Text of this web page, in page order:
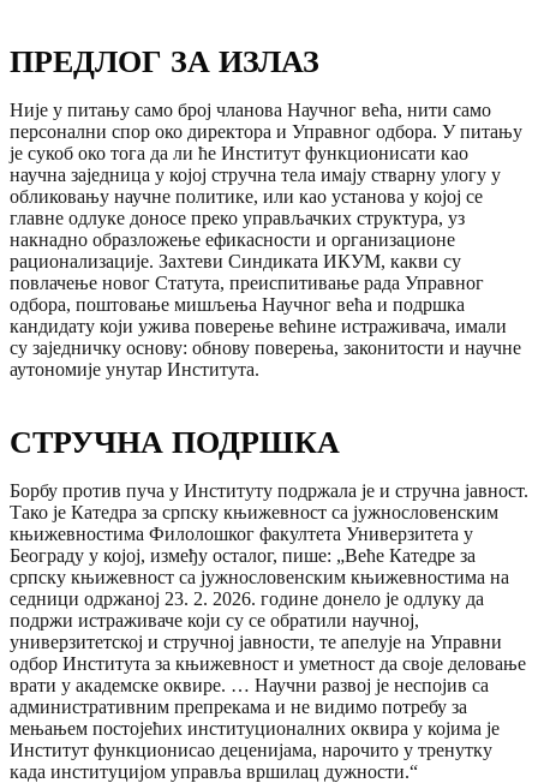
ПРЕДЛОГ ЗА ИЗЛАЗ
Није у питању само број чланова Научног већа, нити само
персонални спор око директора и Управног одбора. У питању
је сукоб око тога да ли ће Институт функционисати као
научна заједница у којој стручна тела имају стварну улогу у
обликовању научне политике, или као установа у којој се
главне одлуке доносе преко управљачких структура, уз
накнадно образложење ефикасности и организационе
рационализације. Захтеви Синдиката ИКУМ, какви су
повлачење новог Статута, преиспитивање рада Управног
одбора, поштовање мишљења Научног већа и подршка
кандидату који ужива поверење већине истраживача, имали
су заједничку основу: обнову поверења, законитости и научне
аутономије унутар Института.
СТРУЧНА ПОДРШКА
Борбу против пуча у Институту подржала је и стручна јавност.
Тако је Катедра за српску књижевност са јужнословенским
књижевностима Филолошког факултета Универзитета у
Београду у којој, између осталог, пише: „Веће Катедре за
српску књижевност са јужнословенским књижевностима на
седници одржаној 23. 2. 2026. године донело је одлуку да
подржи истраживаче који су се обратили научној,
универзитетској и стручној јавности, те апелује на Управни
одбор Института за књижевност и уметност да своје деловање
врати у академске оквире. … Научни развој је неспојив са
административним препрекама и не видимо потребу за
мењањем постојећих институционалних оквира у којима је
Институт функционисао деценијама, нарочито у тренутку
када институцијом управља вршилац дужности.“